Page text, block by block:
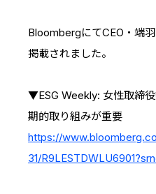
会社概要・拠点
IR情報
IR情報トップ
IRスケジュール
採用情報
採用サイト（日本）
新卒採用
BloombergにてCEO・端
掲載されました。
▼ESG Weekly: 女性取締
期的取り組みが重要
https://
31/